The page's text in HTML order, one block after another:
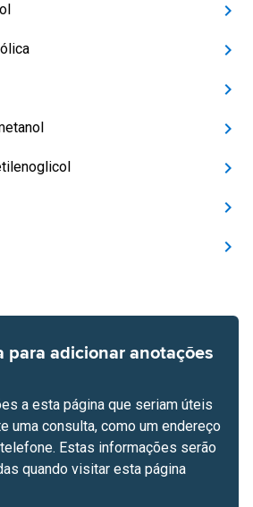
para adicionar anotações
a esta página que seriam úteis
uma consulta, como um endereço
Estas informações serão
quando visitar esta página